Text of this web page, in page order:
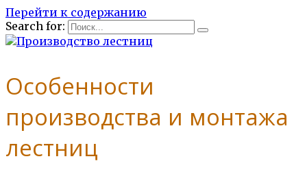
Перейти к содержанию
Search for:
Особенности
производства и монтажа
лестниц